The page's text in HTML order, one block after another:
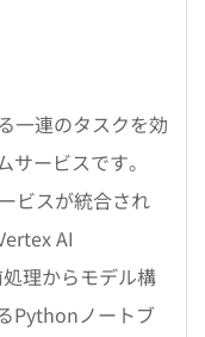
一連のタスクを効
ービスです。
ビスが統合され
AI
理からモデル構
Pythonノートブ